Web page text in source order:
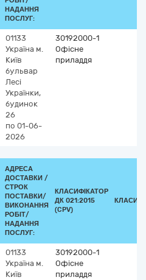
НАДАННЯ
ПОСЛУГ:
01133
Україна м.
Київ
бульвар
Лесі
Українки,
будинок
26
по 01-06-
2026
30192000-1
Офісне
приладдя
АДРЕСА
ДОСТАВКИ /
СТРОК
ПОСТАВКИ/
ВИКОНАННЯ
РОБІТ/
НАДАННЯ
ПОСЛУГ:
КЛАСИФІКАТОР
ДК 021:2015
(CPV)
01133
Україна м.
Київ
30192000-1
Офісне
приладдя